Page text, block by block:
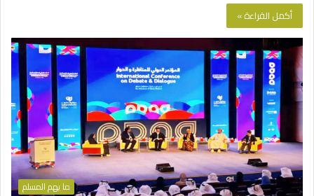
أكمل القراءة »
ما يهم المسلم